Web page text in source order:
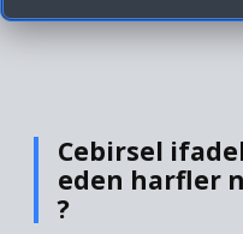
Cebirsel
eden harfler
?